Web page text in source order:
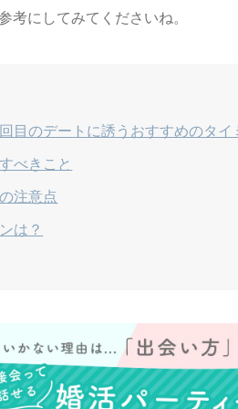
考にしてみてくださいね。
目のデートに誘うおすすめのタイ
べきこと
注意点
は？